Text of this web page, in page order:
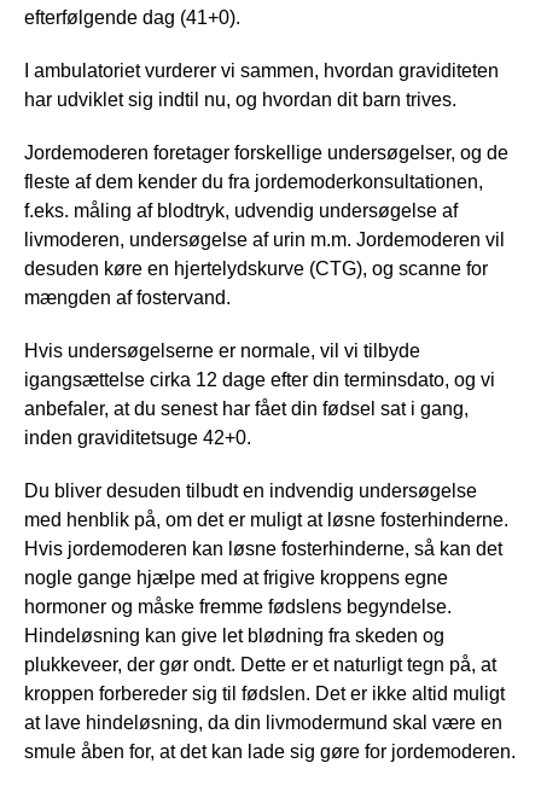
efterfølgende dag (41+0).
I ambulatoriet vurderer vi sammen, hvordan graviditeten
har udviklet sig indtil nu, og hvordan dit barn trives.
Jordemoderen foretager forskellige undersøgelser, og de
fleste af dem kender du fra jordemoderkonsultationen,
f.eks. måling af blodtryk, udvendig undersøgelse af
livmoderen, undersøgelse af urin m.m. Jordemoderen vil
desuden køre en hjertelydskurve (CTG), og scanne for
mængden af fostervand.
Hvis undersøgelserne er normale, vil vi tilbyde
igangsættelse cirka 12 dage efter din terminsdato, og vi
anbefaler, at du senest har fået din fødsel sat i gang,
inden graviditetsuge 42+0.
Du bliver desuden tilbudt en indvendig undersøgelse
med henblik på, om det er muligt at løsne fosterhinderne.
Hvis jordemoderen kan løsne fosterhinderne, så kan det
nogle gange hjælpe med at frigive kroppens egne
hormoner og måske fremme fødslens begyndelse.
Hindeløsning kan give let blødning fra skeden og
plukkeveer, der gør ondt. Dette er et naturligt tegn på, at
kroppen forbereder sig til fødslen. Det er ikke altid muligt
at lave hindeløsning, da din livmodermund skal være en
smule åben for, at det kan lade sig gøre for jordemoderen.